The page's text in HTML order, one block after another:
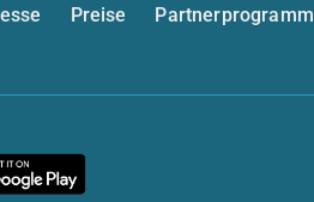
Preise
Partnerprogramm